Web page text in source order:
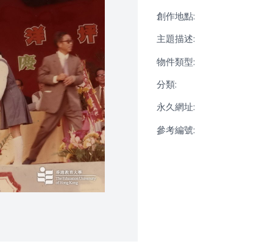
創作地點:
主題描述:
物件類型:
分類:
永久網址:
參考編號: